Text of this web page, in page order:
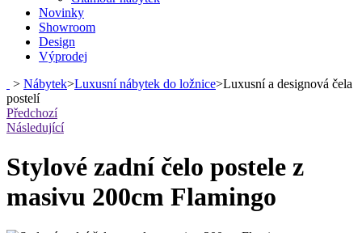
Novinky
Showroom
Design
Výprodej
> Nábytek>Luxusní nábytek do ložnice>Luxusní a designová čela
postelí
Předchozí
Následující
Stylové zadní čelo postele z
masivu 200cm Flamingo